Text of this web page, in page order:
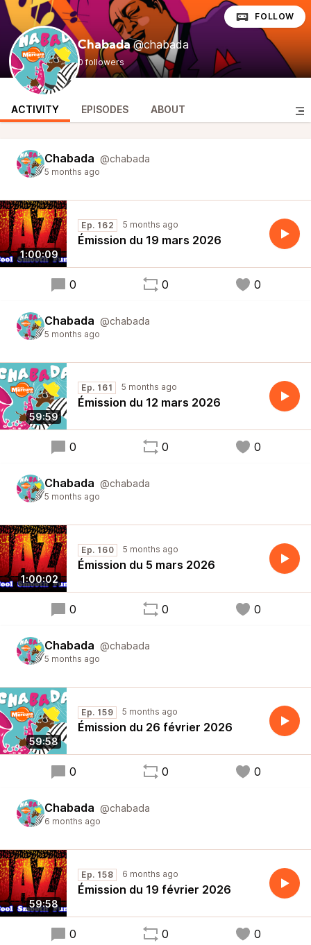
Chabada @chabada
0 followers
FOLLOW
ACTIVITY EPISODES ABOUT
Chabada @chabada
5 months ago
1:00:09
Ep. 162 5 months ago
Émission du 19 mars 2026
0 0 0
Chabada @chabada
5 months ago
59:59
Ep. 161 5 months ago
Émission du 12 mars 2026
0 0 0
Chabada @chabada
5 months ago
1:00:02
Ep. 160 5 months ago
Émission du 5 mars 2026
0 0 0
Chabada @chabada
5 months ago
59:58
Ep. 159 5 months ago
Émission du 26 février 2026
0 0 0
Chabada @chabada
6 months ago
59:58
Ep. 158 6 months ago
Émission du 19 février 2026
0 0 0